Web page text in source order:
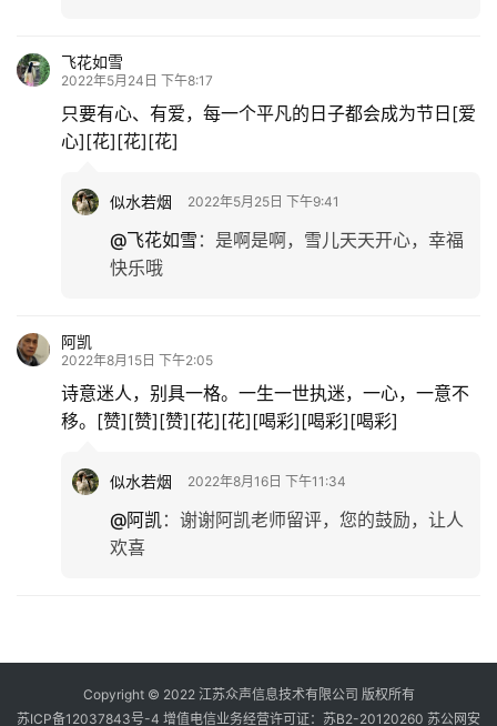
飞花如雪
2022年5月24日 下午8:17
只要有心、有爱，每一个平凡的日子都会成为节日[爱
心][花][花][花]
似水若烟 2022年5月25日 下午9:41
@飞花如雪 ： 是啊是啊，雪儿天天开心，幸福
快乐哦
阿凯
2022年8月15日 下午2:05
诗意迷人，别具一格。一生一世执迷，一心，一意不
移。[赞][赞][赞][花][花][喝彩][喝彩][喝彩]
似水若烟 2022年8月16日 下午11:34
@阿凯 ： 谢谢阿凯老师留评，您的鼓励，让人
欢喜
Copyright © 2022 江苏众声信息技术有限公司 版权所有
苏ICP备12037843号-4 增值电信业务经营许可证：苏B2-20120260 苏公网安